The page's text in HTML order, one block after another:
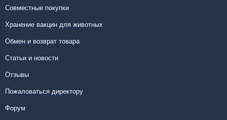
Совместные покупки
Хранение вакцин для животных
Обмен и возврат товара
Статьи и новости
Отзывы
Пожаловаться директору
Форум